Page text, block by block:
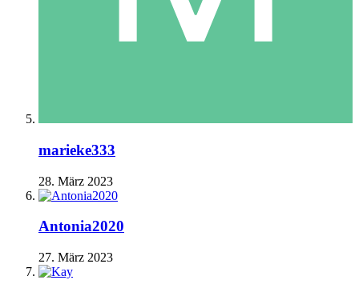
marieke333
28. März 2023
Antonia2020
27. März 2023